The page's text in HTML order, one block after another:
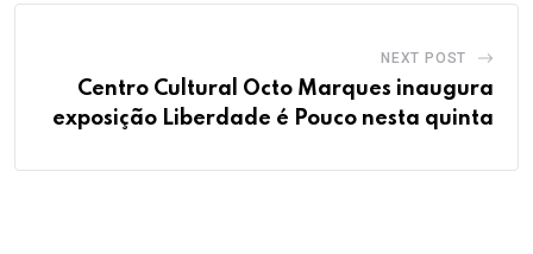
NEXT POST
Centro Cultural Octo Marques inaugura
exposição Liberdade é Pouco nesta quinta